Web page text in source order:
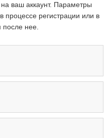
ваш аккаунт. Параметры
процессе регистрации или в
нее.